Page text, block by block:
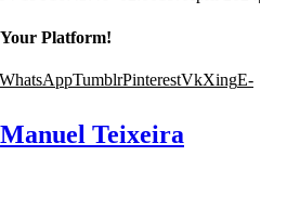
Platform!
WhatsAppTumblrPinterestVkXingE-
Manuel Teixeira